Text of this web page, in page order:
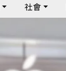
社會